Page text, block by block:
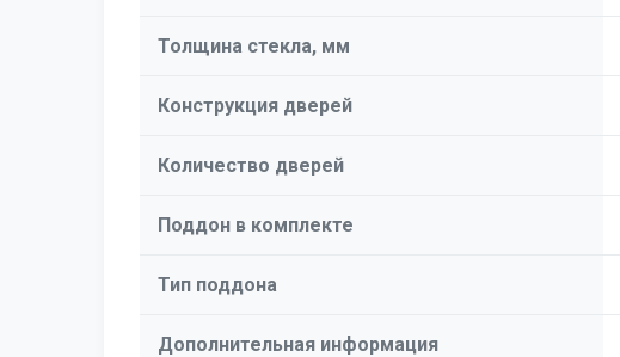
Толщина стекла, мм
Конструкция дверей
Количество дверей
Поддон в комплекте
Тип поддона
Дополнительная информация